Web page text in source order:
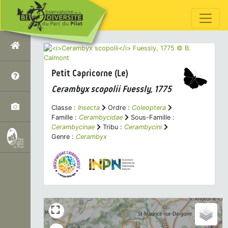
Petit Capricorne (Le)
Cerambyx scopoliiFuessly, 1775
Classe : Insecta Ordre : Coleoptera
Famille : Cerambycidae
Sous-Famille :
Cerambycinae
Tribu : Cerambycini
Genre : Cerambyx